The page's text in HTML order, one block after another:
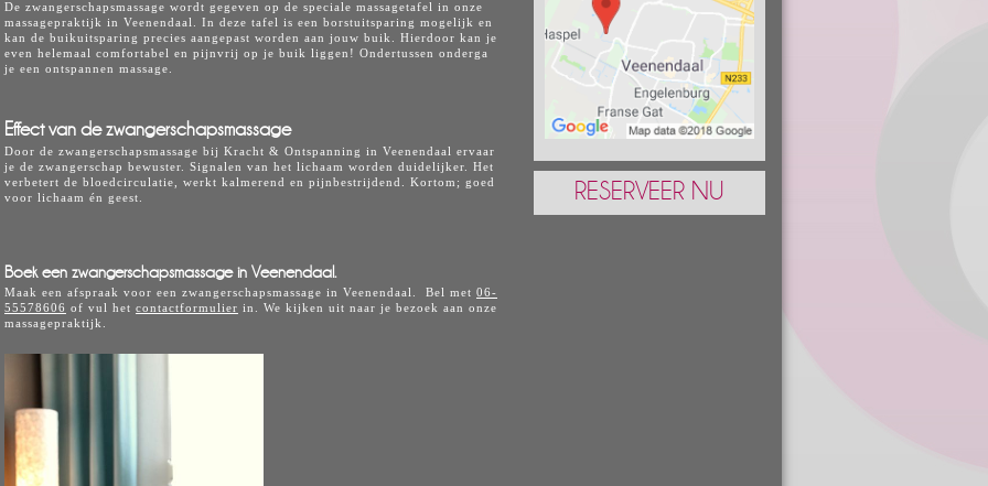
De zwangerschapsmassage wordt gegeven op de speciale massagetafel in onze
massagepraktijk in Veenendaal. In deze tafel is een borstuitsparing mogelijk en
kan de buikuitsparing precies aangepast worden aan jouw buik. Hierdoor kan je
even helemaal comfortabel en pijnvrij op je buik liggen! Ondertussen onderga
je een ontspannen massage.
Effect van de zwangerschapsmassage
Door de zwangerschapsmassage bij Kracht & Ontspanning in Veenendaal ervaar
je de zwangerschap bewuster. Signalen van het lichaam worden duidelijker. Het
verbetert de bloedcirculatie, werkt kalmerend en pijnbestrijdend. Kortom; goed
voor lichaam én geest.
Boek een zwangerschapsmassage in Veenendaal.
Maak een afspraak voor een zwangerschapsmassage in Veenendaal. Bel met 06-
55578606 of vul het contactformulier in. We kijken uit naar je bezoek aan onze
massagepraktijk.
RESERVEER NU